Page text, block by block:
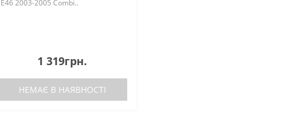
E46 2003-2005 Combi..
1 319грн.
НЕМАЄ В НАЯВНОСТІ